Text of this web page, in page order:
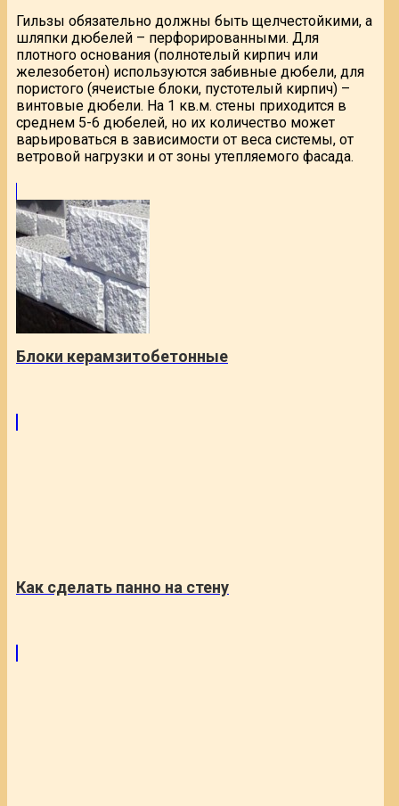
Гильзы обязательно должны быть щелчестойкими, а
шляпки дюбелей – перфорированными. Для
плотного основания (полнотелый кирпич или
железобетон) используются забивные дюбели, для
пористого (ячеистые блоки, пустотелый кирпич) –
винтовые дюбели. На 1 кв.м. стены приходится в
среднем 5-6 дюбелей, но их количество может
варьироваться в зависимости от веса системы, от
ветровой нагрузки и от зоны утепляемого фасада.
Блоки керамзитобетонные
Как сделать панно на стену